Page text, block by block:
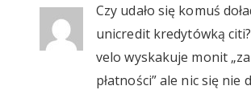
Czy udało się komuś
unicredit kredytówką
velo wyskakuje monit
płatności” ale nic się nie